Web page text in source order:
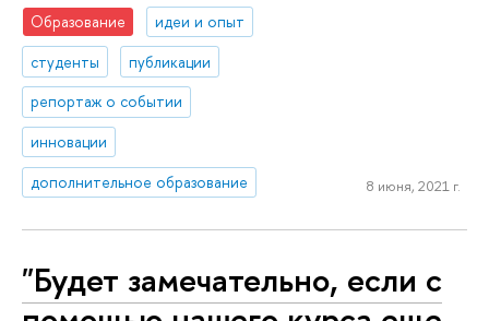
Образование
идеи и опыт
студенты
публикации
репортаж о событии
инновации
дополнительное образование
8 июня, 2021 г.
"Будет замечательно, если с